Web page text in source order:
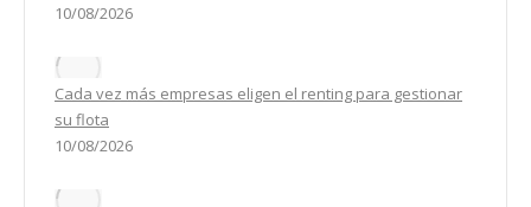
10/08/2026
Cada vez más empresas eligen el renting para gestionar
su flota
10/08/2026